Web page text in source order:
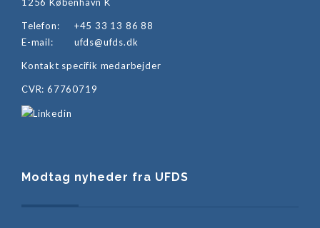
1256 København K
Telefon:
+45 33 13 86 88
E-mail:
ufds@ufds.dk
Kontakt specifik medarbejder
CVR: 67760719
Modtag nyheder fra UFDS